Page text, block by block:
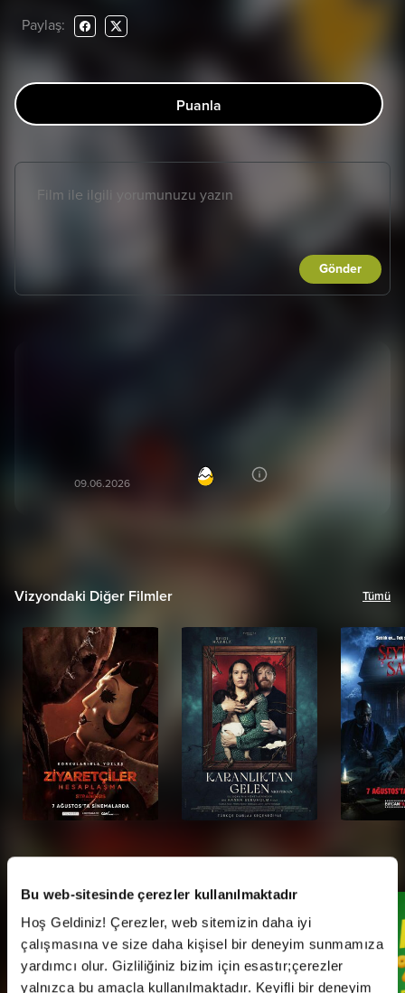
Bu web-sitesinde çerezler kullanılmaktadır
Hoş Geldiniz! Çerezler, web sitemizin daha iyi
çalışmasına ve size daha kişisel bir deneyim sunmamıza
yardımcı olur. Gizliliğiniz bizim için esastır;çerezler
yalnızca bu amaçla kullanılmaktadır. Keyifli bir deneyim
Paylaş:
Puanla
Gönder
09.06.2026
Vizyondaki Diğer Filmler Tümü